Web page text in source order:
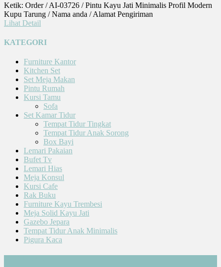
Ketik: Order / AI-03726 / Pintu Kayu Jati Minimalis Profil Modern
Kupu Tarung / Nama anda / Alamat Pengiriman
Lihat Detail
KATEGORI
Furniture Kantor
Kitchen Set
Set Meja Makan
Pintu Rumah
Kursi Tamu
Sofa
Set Kamar Tidur
Tempat Tidur Tingkat
Tempat Tidur Anak Sorong
Box Bayi
Lemari Pakaian
Bufet Tv
Lemari Hias
Meja Konsul
Kursi Cafe
Rak Buku
Furniture Kayu Trembesi
Meja Solid Kayu Jati
Gazebo Jepara
Tempat Tidur Anak Minimalis
Pigura Kaca